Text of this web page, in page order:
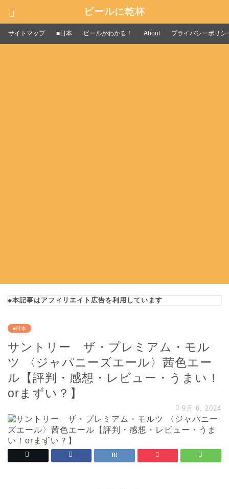
ビールに乾杯
サイトマップ ■日本 ビールがわかる！ About プライバシーポリシ
◆本記事はアフィリエイト広告を利用しています
■日本
サントリー ザ・プレミアム・モル
ツ 〈ジャパニーズエール〉茜色エー
ル【評判・感想・レビュー・うまい！
orまずい？】
9月 6, 2024